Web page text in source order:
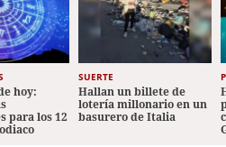
hoy:
para los 12
SUERTE
Hallan un billete de
lotería millonario en un
basurero de Italia